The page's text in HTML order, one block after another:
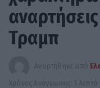
Τραμπ
Αναρτήθηκε από
Χρόνος Ανάγνωσης: 1 λεπτό